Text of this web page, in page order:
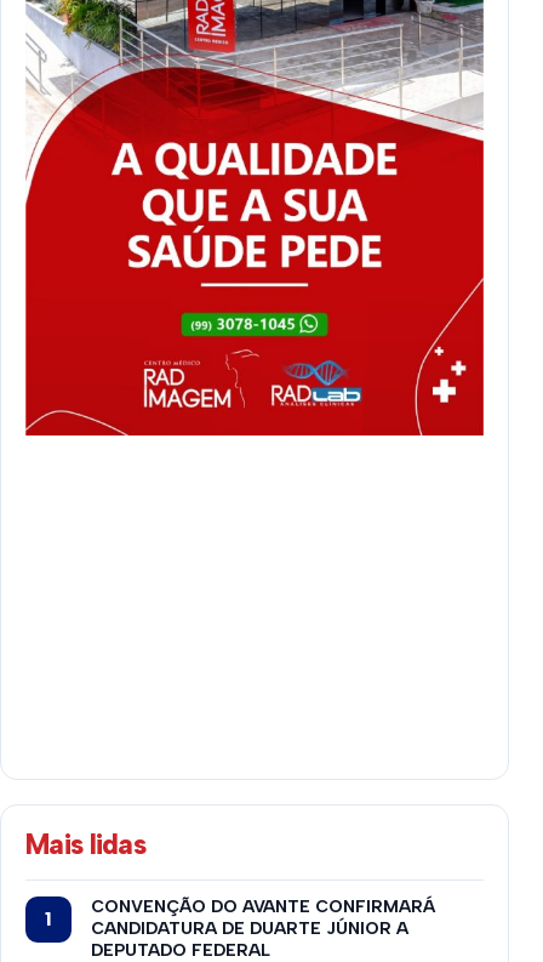
Mais lidas
CONVENÇÃO DO AVANTE CONFIRMARÁ
CANDIDATURA DE DUARTE JÚNIOR A
DEPUTADO FEDERAL